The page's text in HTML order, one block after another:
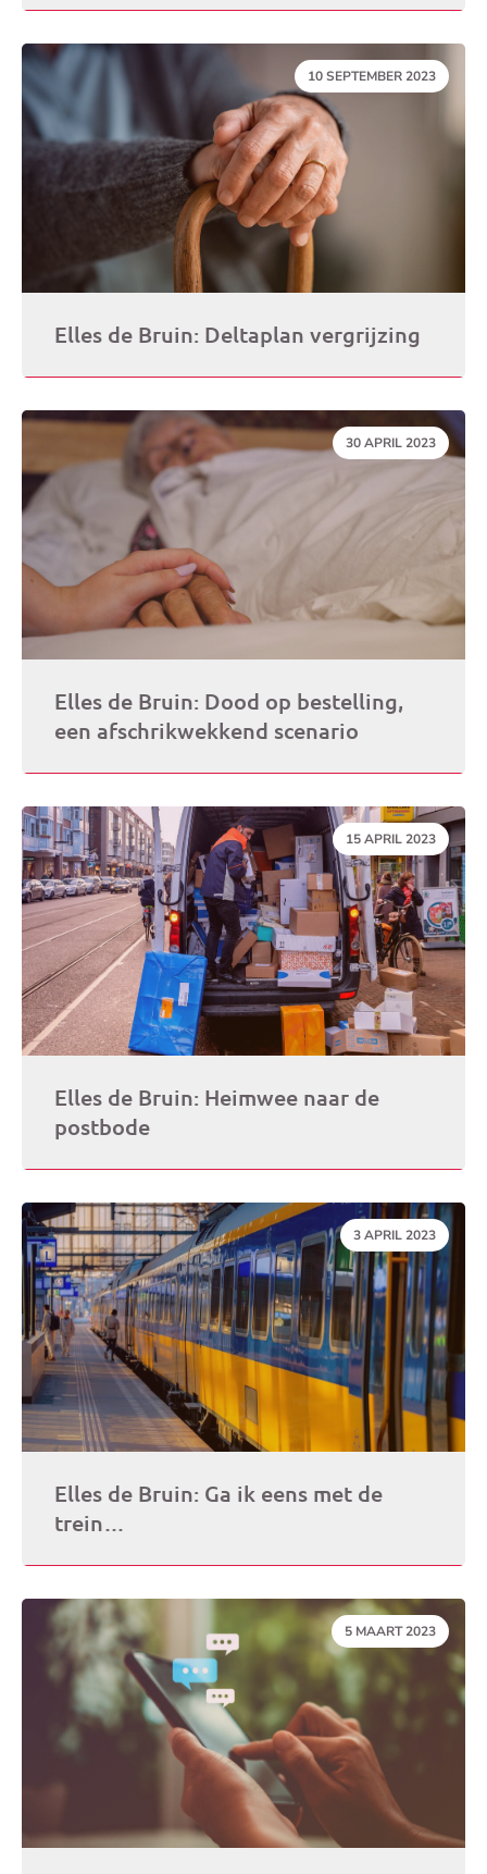
DATUM:
10 SEPTEMBER 2023
Elles de Bruin: Deltaplan vergrijzing
DATUM:
30 APRIL 2023
Elles de Bruin: Dood op bestelling,
een afschrikwekkend scenario
DATUM:
15 APRIL 2023
Elles de Bruin: Heimwee naar de
postbode
DATUM:
3 APRIL 2023
Elles de Bruin: Ga ik eens met de
trein…
DATUM:
5 MAART 2023